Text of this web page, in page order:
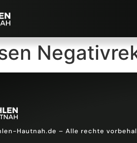
Hautnah.de – Alle rechte